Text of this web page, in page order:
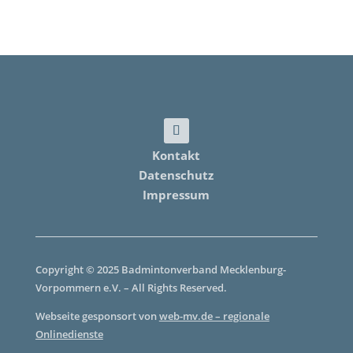
Kontakt
Datenschutz
Impressum
Copyright © 2025 Badmintonverband Mecklenburg-
Vorpommern e.V. – All Rights Reserved.
Webseite gesponsort vonweb-mv.de – regionale
Onlinedienste